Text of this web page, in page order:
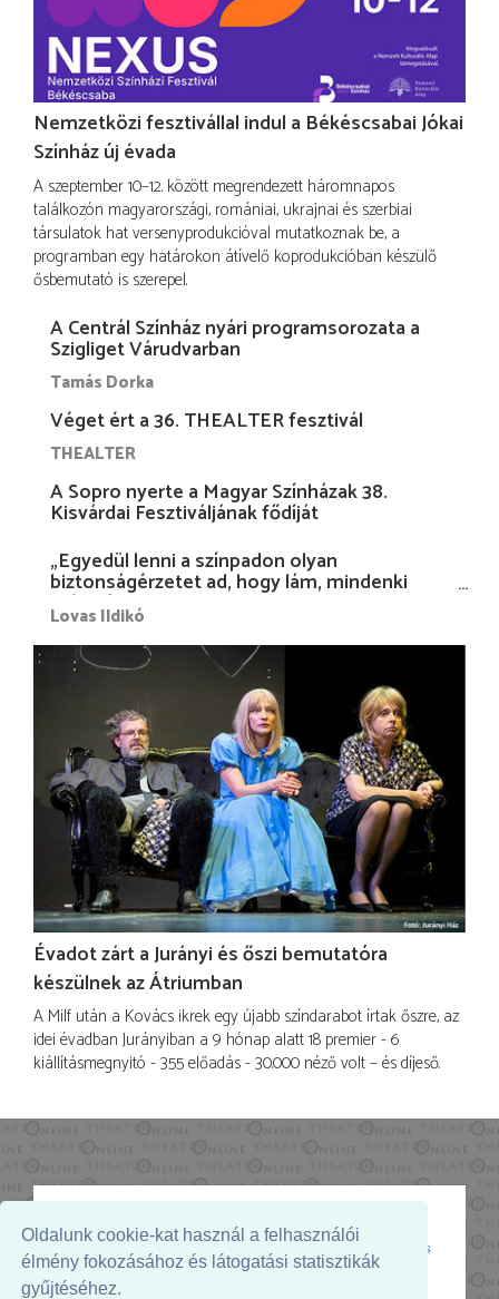
Oldalunk cookie-kat használ a felhasználói
élmény fokozásához és látogatási statisztikák
gyűjtéséhez.
Nemzetközi fesztivállal indul a Békéscsabai Jókai
Színház új évada
A szeptember 10–12. között megrendezett háromnapos
találkozón magyarországi, romániai, ukrajnai és szerbiai
társulatok hat versenyprodukcióval mutatkoznak be, a
programban egy határokon átívelő koprodukcióban készülő
ősbemutató is szerepel.
A Centrál Színház nyári programsorozata a
Szigliget Várudvarban
Tamás Dorka
Véget ért a 36. THEALTER fesztivál
THEALTER
A Sopro nyerte a Magyar Színházak 38.
Kisvárdai Fesztiváljának fődíját
„Egyedül lenni a színpadon olyan
biztonságérzetet ad, hogy lám, mindenki
más nélkül is megvagyok magammal…”
Lovas Ildikó
Évadot zárt a Jurányi és őszi bemutatóra
készülnek az Átriumban
A Milf után a Kovács ikrek egy újabb színdarabot írtak őszre, az
idei évadban Jurányiban a 9 hónap alatt 18 premier - 6
kiállításmegnyitó - 355 előadás - 30.000 néző volt – és díjeső.
Az oldal megjelenését támogatja: